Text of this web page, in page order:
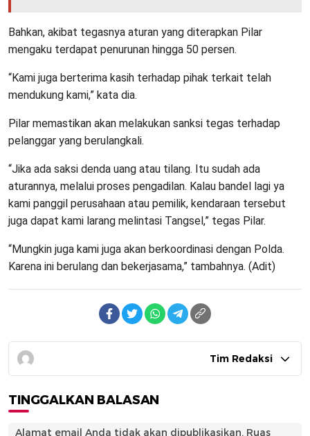
Bahkan, akibat tegasnya aturan yang diterapkan Pilar
mengaku terdapat penurunan hingga 50 persen.
“Kami juga berterima kasih terhadap pihak terkait telah
mendukung kami,” kata dia.
Pilar memastikan akan melakukan sanksi tegas terhadap
pelanggar yang berulangkali.
“Jika ada saksi denda uang atau tilang. Itu sudah ada
aturannya, melalui proses pengadilan. Kalau bandel lagi ya
kami panggil perusahaan atau pemilik, kendaraan tersebut
juga dapat kami larang melintasi Tangsel,” tegas Pilar.
“Mungkin juga kami juga akan berkoordinasi dengan Polda.
Karena ini berulang dan bekerjasama,” tambahnya. (Adit)
Tim Redaksi
TINGGALKAN BALASAN
Alamat email Anda tidak akan dipublikasikan. Ruas